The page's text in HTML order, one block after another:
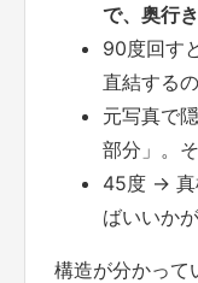
で、奥行
90度回す
直結する
元写真で
部分」。
45度 → 真
ばいいか
構造が分かって